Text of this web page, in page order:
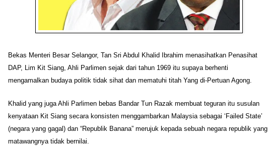
Bekas Menteri Besar Selangor, Tan Sri Abdul Khalid Ibrahim menasihatkan Penasihat
DAP, Lim Kit Siang, Ahli Parlimen sejak dari tahun 1969 itu supaya berhenti
mengamalkan budaya politik tidak sihat dan mematuhi titah Yang di-Pertuan Agong.
Khalid yang juga Ahli Parlimen bebas Bandar Tun Razak membuat teguran itu susulan
kenyataan Kit Siang secara konsisten menggambarkan Malaysia sebagai ‘Failed State’
(negara yang gagal) dan “Republik Banana” merujuk kepada sebuah negara republik yang
matawangnya tidak bernilai.